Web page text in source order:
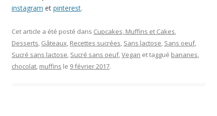
instagram et pinterest.
Cet article a été posté dans Cupcakes, Muffins et Cakes,
Desserts, Gâteaux, Recettes sucrées, Sans lactose, Sans oeuf,
Sucré sans lactose, Sucré sans oeuf,Vegan et taggué bananes,
chocolat, muffins le 9 février 2017.